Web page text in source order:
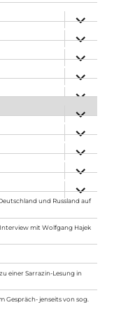
anzeigen
anzeigen
anzeigen
anzeigen
anzeigen
anzeigen
anzeigen
anzeigen
anzeigen
und Russland auf
Interview mit Wolfgang Hajek
einer Sarrazin-Lesung in
Gespräch- jenseits von sog.